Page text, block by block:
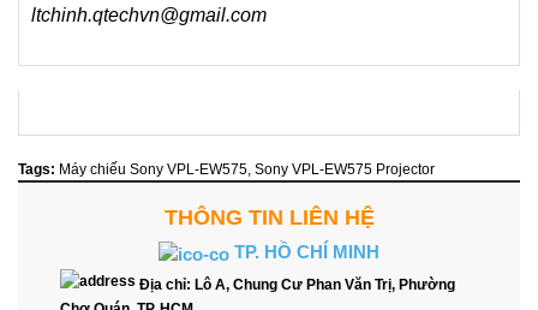
ltchinh.qtechvn@gmail.com
Tags: Máy chiếu Sony VPL-EW575, Sony VPL-EW575 Projector
THÔNG TIN LIÊN HỆ
TP. HỒ CHÍ MINH
Địa chỉ: Lô A, Chung Cư Phan Văn Trị, Phường